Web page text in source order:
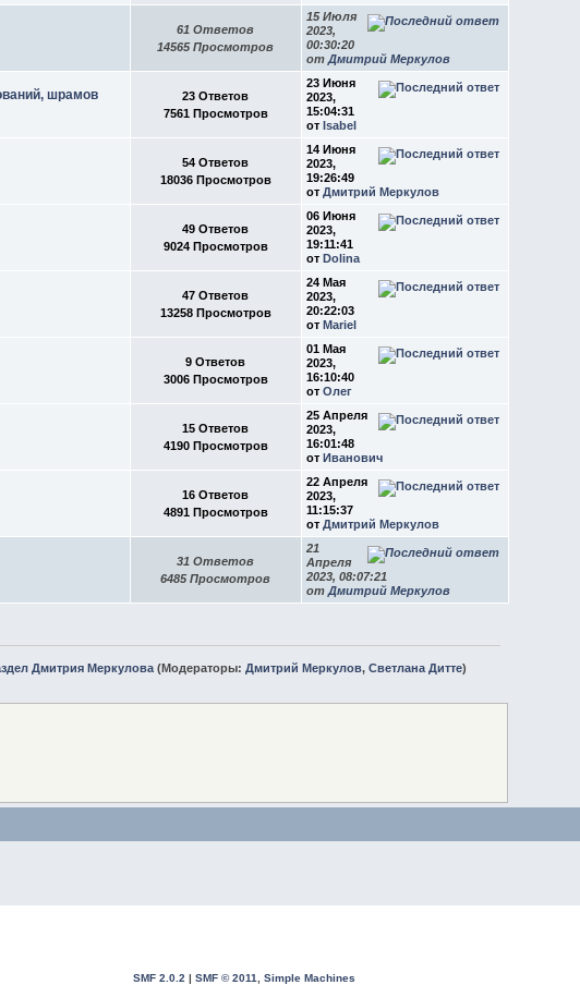
61 Ответов
14565 Просмотров
15 Июля
2023,
00:30:20
от Дмитрий Меркулов
шрамов
23 Ответов
7561 Просмотров
23 Июня
2023,
15:04:31
от Isabel
54 Ответов
18036 Просмотров
14 Июня
2023,
19:26:49
от Дмитрий Меркулов
49 Ответов
9024 Просмотров
06 Июня
2023,
19:11:41
от Dolina
47 Ответов
13258 Просмотров
24 Мая
2023,
20:22:03
от Mariel
9 Ответов
3006 Просмотров
01 Мая
2023,
16:10:40
от Олег
15 Ответов
4190 Просмотров
25 Апреля
2023,
16:01:48
от Иванович
16 Ответов
4891 Просмотров
22 Апреля
2023,
11:15:37
от Дмитрий Меркулов
31 Ответов
6485 Просмотров
21
Апреля
2023, 08:07:21
от Дмитрий Меркулов
Дмитрия Меркулова (Модераторы:Дмитрий Меркулов,Светлана Дитте)
SMF 2.0.2 |SMF © 2011 ,Simple Machines